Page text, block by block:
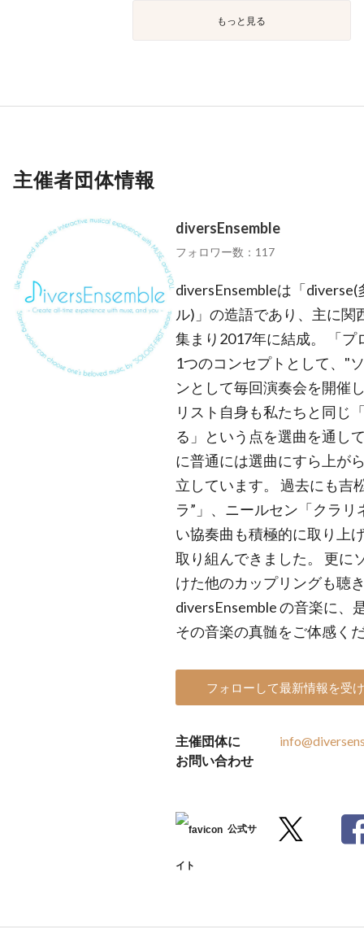
もっと見る
主催者団体情報
diversEnsemble
フォロワー数：117
diversEnsembleは「
ル)」の造語であり、主に
集まり2017年に結成。 「
1つのコンセプトとして、"
ンとして毎回演奏会を開催
リスト自身も私たちと同じ
る」という点を選曲を通し
に普通には選曲にすら上が
立しています。 過去にも吉
ラ”」、ニールセン「クラ
い協奏曲も積極的に取り上
取り組んできました。 更に
けた他のカップリングも聴
diversEnsemble の音楽に、
その音楽の真髄をご体感く
フォローして最新情報を受
主催団体に
お問い合わせ
公式サ
イト